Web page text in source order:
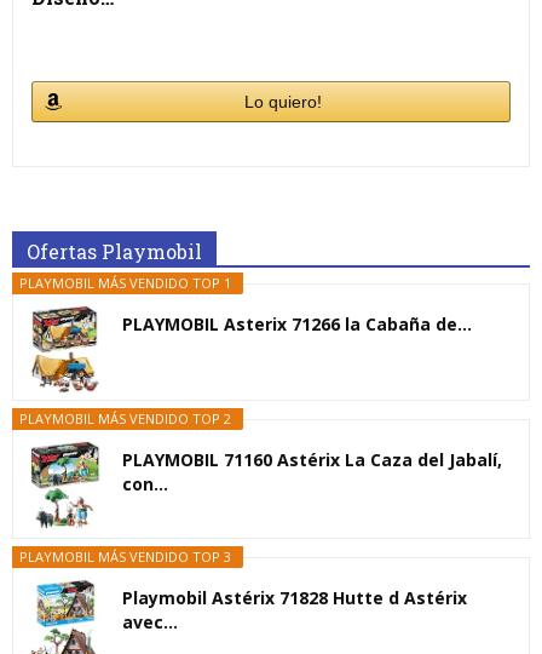
Lo quiero!
Ofertas Playmobil
PLAYMOBIL MÁS VENDIDO TOP 1
PLAYMOBIL Asterix 71266 la Cabaña de...
PLAYMOBIL MÁS VENDIDO TOP 2
PLAYMOBIL 71160 Astérix La Caza del Jabalí,
con...
PLAYMOBIL MÁS VENDIDO TOP 3
Playmobil Astérix 71828 Hutte d Astérix
avec...